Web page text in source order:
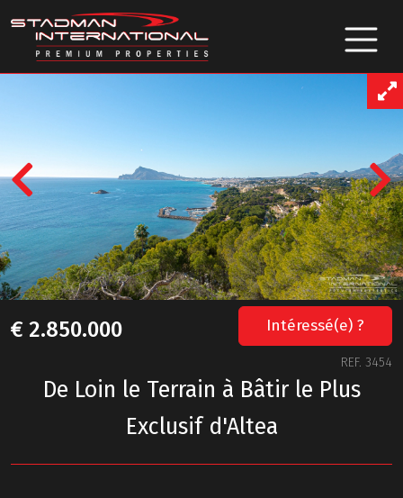
Previous
€ 2.850.000
REF. 3454
Intéressé(e) ?
De Loin le Terrain à Bâtir le Plus
Exclusif d'Altea